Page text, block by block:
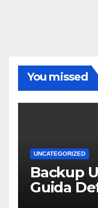
You missed
UNCATEGORIZED
Backup
Guida